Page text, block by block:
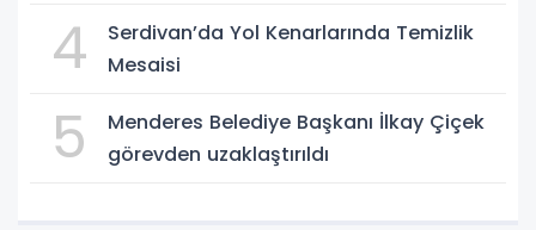
4
Serdivan’da Yol Kenarlarında Temizlik
Mesaisi
5
Menderes Belediye Başkanı İlkay Çiçek
görevden uzaklaştırıldı